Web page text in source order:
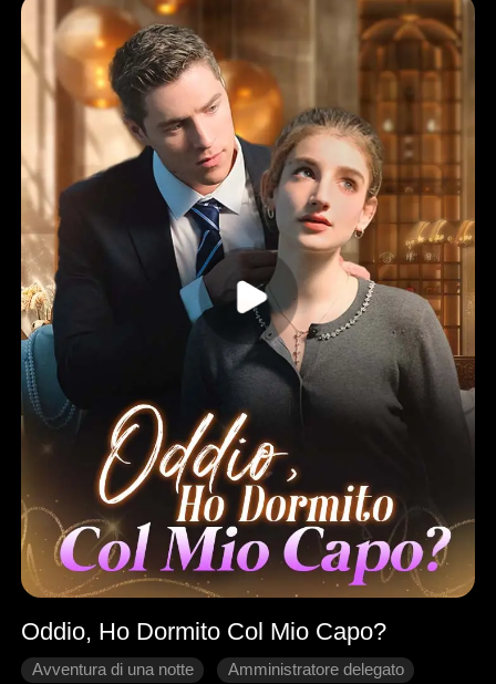
Oddio, Ho Dormito Col Mio Capo?
Avventura di una notte
Amministratore delegato